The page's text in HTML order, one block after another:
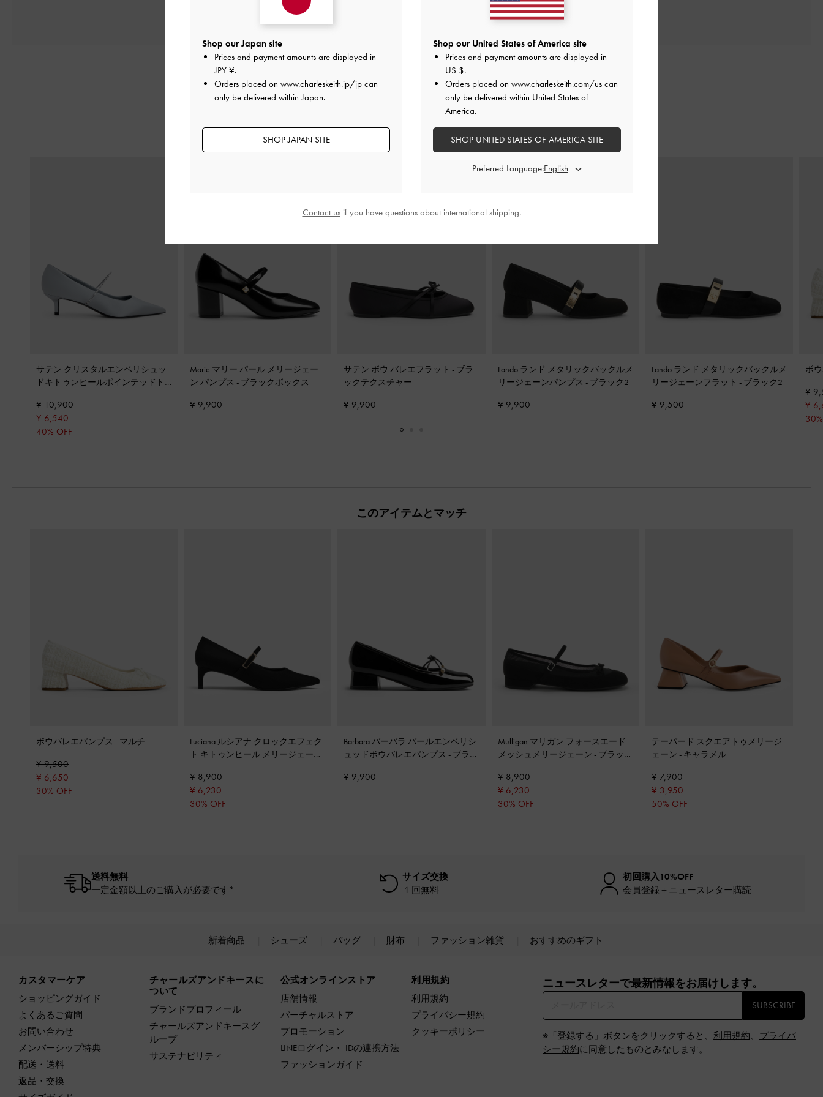
おすすめのアイテム
サテン クリスタルエンベリシュッ
ドキトゥンヒールポインテッドト
¥ 10,900
¥ 6,540
40% OFF
Marie マリー パール メリージェー
ン パンプス - ブラックボックス
¥ 9,900
サテン ボウ バレエフラット - ブラ
ックテクスチャー
¥ 9,900
Lando ランド メタリックバックルメ
リージェーンパンプス - ブラック2
¥ 9,900
Lando ランド メタリックバックルメ
リージェーンフラット - ブラック2
¥ 9,500
ボ
¥
¥
このアイテムとマッチ
ボウバレエパンプス - マルチ
¥ 9,500
¥ 6,650
30% OFF
Luciana ルシアナ クロックエフェク
ト キトゥンヒール メリージェーン
¥ 8,900
¥ 6,230
30% OFF
Barbara バーバラ パールエンベリシ
ュッドボウバレエパンプス - ブラッ
¥ 9,900
Mulligan マリガン フォースエード
メッシュメリージェーン - ブラック
¥ 8,900
¥ 6,230
30% OFF
テーパード スクエアトゥメリージ
ェーン - キャラメル
¥ 7,900
¥ 3,950
50% OFF
送料無料
一定金額以上のご購入が必要です*
サイズ交換
１回無料
初回購入10%OFF
会員登録＋ニュースレター購読
新着商品 シューズ バッグ 財布 ファッション雑貨 おすすめのギフト
カスタマーケア
ショッピングガイド
よくあるご質問
お問い合わせ
メンバーシップ特典
配送・送料
返品・交換
チャールズアンドキースに
ついて
ブランドプロフィール
チャールズアンドキースグ
ループ
サステナビリティ
公式オンラインストア
店舗情報
バーチャルストア
プロモーション
LINEログイン・ IDの連携方法
ファッションガイド
利用規約
利用規約
プライバシー規約
クッキーポリシー
ニュースレターで最新情報をお届けします。​
SUBSCRIBE
※「登録する」ボタンをクリックすると、 利用規約、 プライバ
シー規約に同意したものとみなします。
Shop our Japan site
Prices and payment amounts are displayed in
JPY ¥.
Orders placed on www.charleskeith.jp/jp can
only be delivered within Japan.
SHOP JAPAN SITE
Shop our United States of America site
Prices and payment amounts are displayed in
US $.
Orders placed on www.charleskeith.com/us can
only be delivered within United States of
America.
SHOP UNITED STATES OF AMERICA SITE
Preferred Language:
Contact usif you have questions about international shipping.